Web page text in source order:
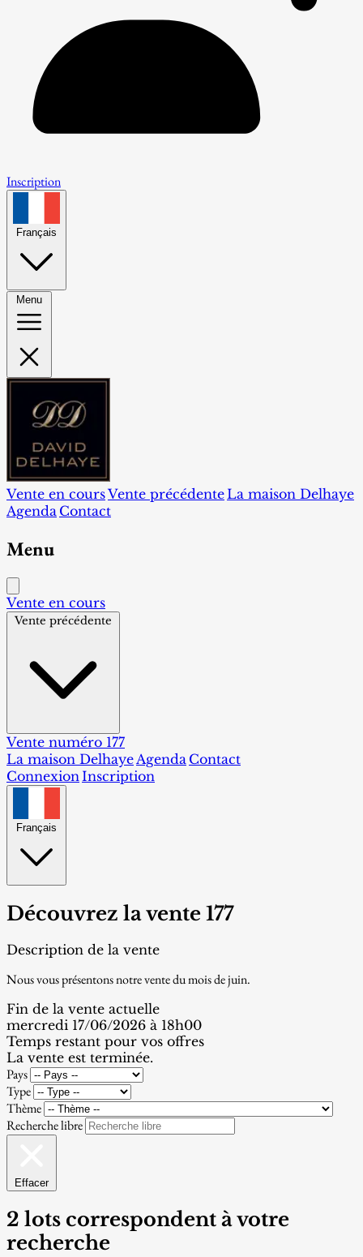
Inscription
Français
Menu
Vente en coursVente précédente La maison Delhaye
Agenda Contact
Menu
Vente en cours
Vente précédente
Vente numéro 177
La maison DelhayeAgenda Contact
ConnexionInscription
Français
Découvrez la vente 177
Description de la vente
Nous vous présentons notre vente du mois de juin.
Fin de la vente actuelle
mercredi 17/06/2026 à 18h00
Temps restant pour vos offres
La vente est terminée.
Pays
Type
Thème
Recherche libre
Effacer
2 lots correspondent à votre
recherche